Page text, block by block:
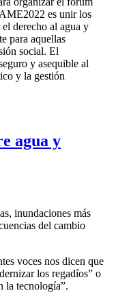
es unir los
derecho al agua y
para aquellas
social. El
y asequible al
y la gestión
agua y
inundaciones más
del cambio
voces nos dicen que
los regadíos” o
la tecnología”.